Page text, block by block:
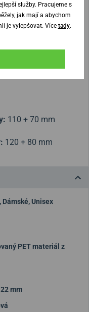
hodinkám,
výzev, bude
Potěší vás nejen
se upíná.
nedílnou
110 + 70 mm
120 + 80 mm
, Dámské,Unisex
PET materiál z
22 mm
služby. Pracujeme s
jak mají a abychom
je vylepšovat. Více tady.